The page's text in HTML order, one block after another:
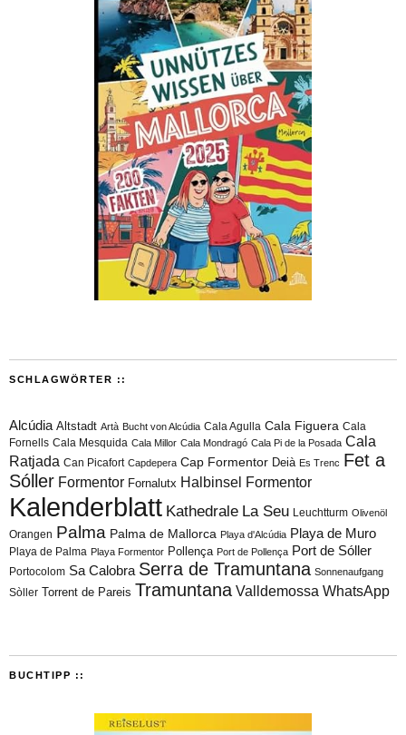
SCHLAGWÖRTER ::
Alcúdia Altstadt Artà Bucht von Alcúdia Cala Agulla Cala Figuera Cala
Fornells Cala Mesquida Cala Millor Cala Mondragó Cala Pi de la Posada Cala
Ratjada Can Picafort Capdepera Cap Formentor Deià Es Trenc Fet a
Sóller Formentor Fornalutx Halbinsel Formentor
Kalenderblatt Kathedrale La Seu Leuchtturm Olivenöl
Orangen Palma Palma de Mallorca Playa d'Alcúdia Playa de Muro
Playa de Palma Playa Formentor Pollença Port de Pollença Port de Sóller
Portocolom Sa Calobra Serra de Tramuntana Sonnenaufgang
Sòller Torrent de Pareis Tramuntana Valldemossa WhatsApp
BUCHTIPP ::